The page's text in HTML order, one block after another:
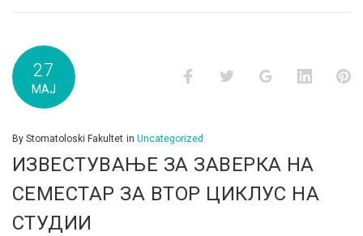
27
МАЈ
FacebookTwitter Google+
By Stomatoloski Fakultet in Uncategorized
ИЗВЕСТУВАЊЕ ЗА ЗАВЕРКА НА
СЕМЕСТАР ЗА ВТОР ЦИКЛУС НА
СТУДИИ